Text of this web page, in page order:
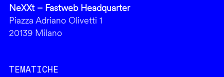
NeXXt – Fastweb Headquarter
Piazza Adriano Olivetti 1
20139 Milano
TEMATICHE